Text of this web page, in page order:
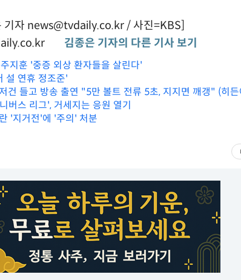
기자 news@tvdaily.co.kr / 사진=KBS]
김종은 기자의 다른 기사 보기
지훈 '중증 외상 환자들을 살린다'
설 연휴 정조준'
건 들고 방송 출연 "5만 볼트 전류 5초, 지지면 깨갱" (히든
버스 리그', 거세지는 응원 열기
'지거전'에 '주의' 처분